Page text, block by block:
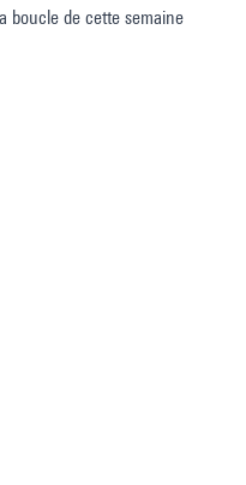
boucle de cette semaine